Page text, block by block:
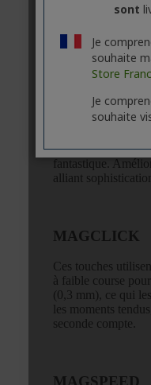
sont
Je
souhaite
Store
Je
souhaite